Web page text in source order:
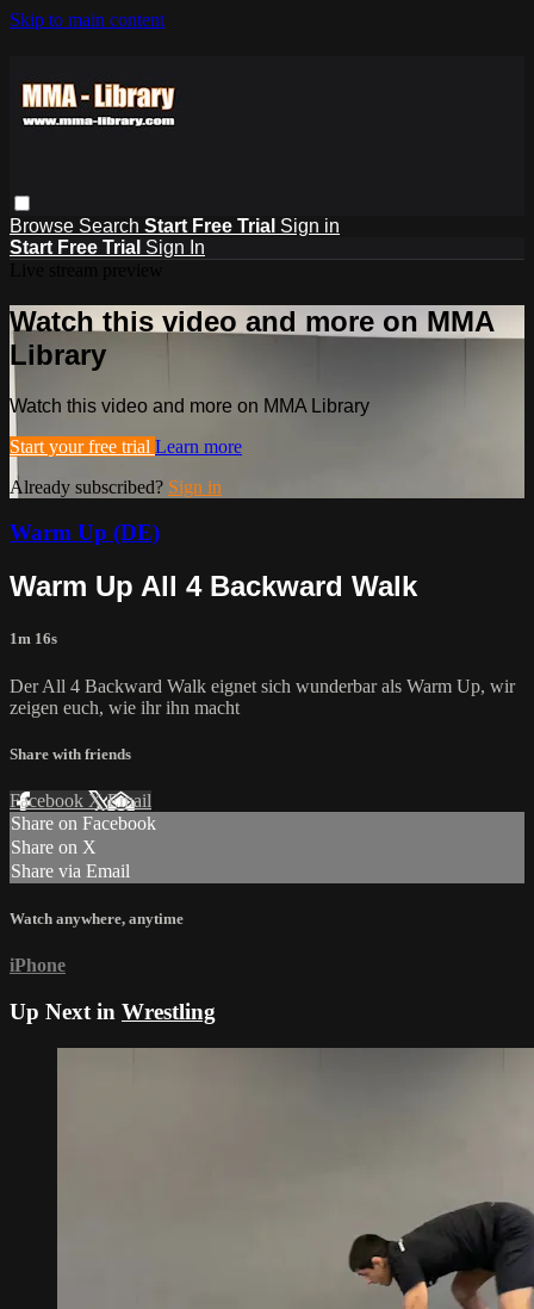
Skip to main content
Browse Search Start Free Trial Sign in
Start Free Trial Sign In
Watch this video and more on MMA
Library
Watch this video and more on MMA Library
Start your free trial Learn more
Already subscribed? Sign in
Warm Up (DE)
Warm Up All 4 Backward Walk
1m 16s
Der All 4 Backward Walk eignet sich wunderbar als Warm Up, wir
zeigen euch, wie ihr ihn macht
Share with friends
Facebook XEmail
Share on Facebook
Share on X
Share via Email
Watch anywhere, anytime
iPhone
Up Next in Wrestling